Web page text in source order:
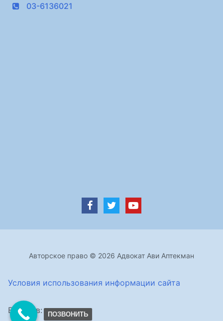
03-6136021
Авторское право © 2026 Адвокат Ави Аптекман
Условия использования информации сайта
Визитов: ПОЗВОНИТЬ